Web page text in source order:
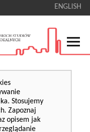
ENGLISH
Stosujemy
Zapoznaj
opisem jak